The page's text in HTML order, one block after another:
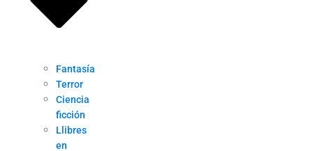
Fantasía
Terror
Ciencia
ficción
Llibres
en